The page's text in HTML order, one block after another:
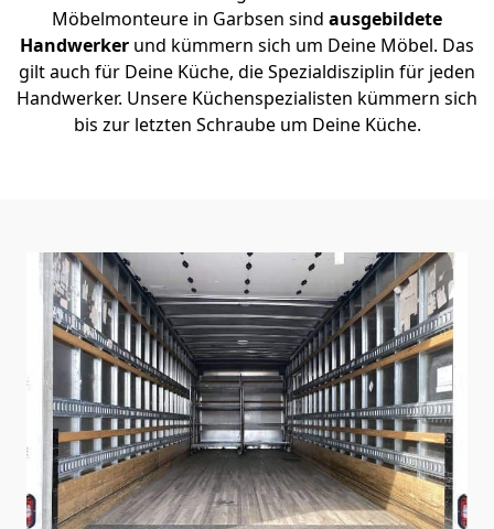
Möbelmonteure in Garbsen sind ausgebildete
Handwerker und kümmern sich um Deine Möbel. Das
gilt auch für Deine Küche, die Spezialdisziplin für jeden
Handwerker. Unsere Küchenspezialisten kümmern sich
bis zur letzten Schraube um Deine Küche.